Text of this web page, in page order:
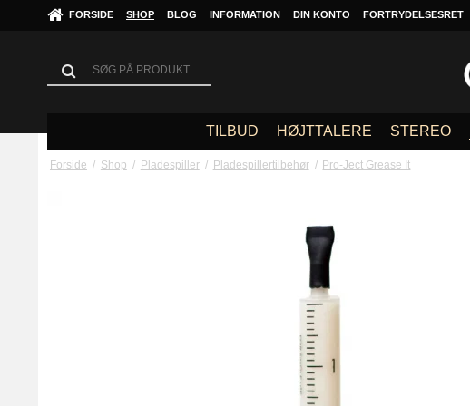
FORSIDE SHOP BLOG INFORMATION DIN KONTO FORTRYDELSESRET
TILBUD HØJTTALERE STEREO
Forside / Shop / Pladespiller / Pladespillertilbehør / Pro-Ject Grease It